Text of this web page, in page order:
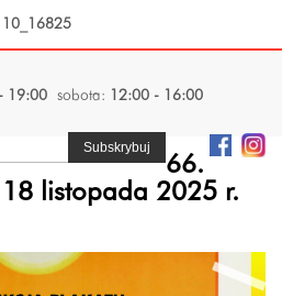
19:00 sobota: 12:00 - 16:00
66.
listopada 2025 r.
10_16825